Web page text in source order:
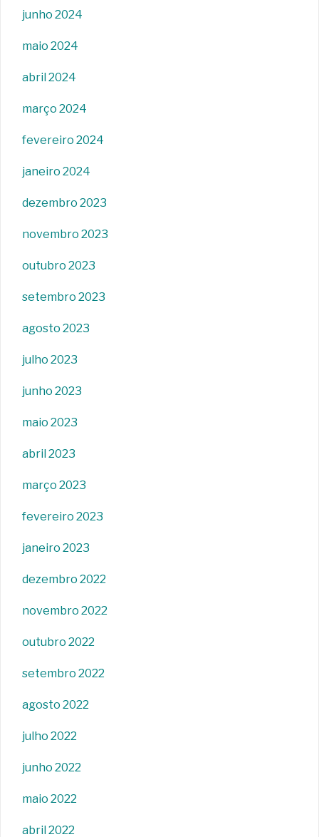
junho 2024
maio 2024
abril 2024
março 2024
fevereiro 2024
janeiro 2024
dezembro 2023
novembro 2023
outubro 2023
setembro 2023
agosto 2023
julho 2023
junho 2023
maio 2023
abril 2023
março 2023
fevereiro 2023
janeiro 2023
dezembro 2022
novembro 2022
outubro 2022
setembro 2022
agosto 2022
julho 2022
junho 2022
maio 2022
abril 2022